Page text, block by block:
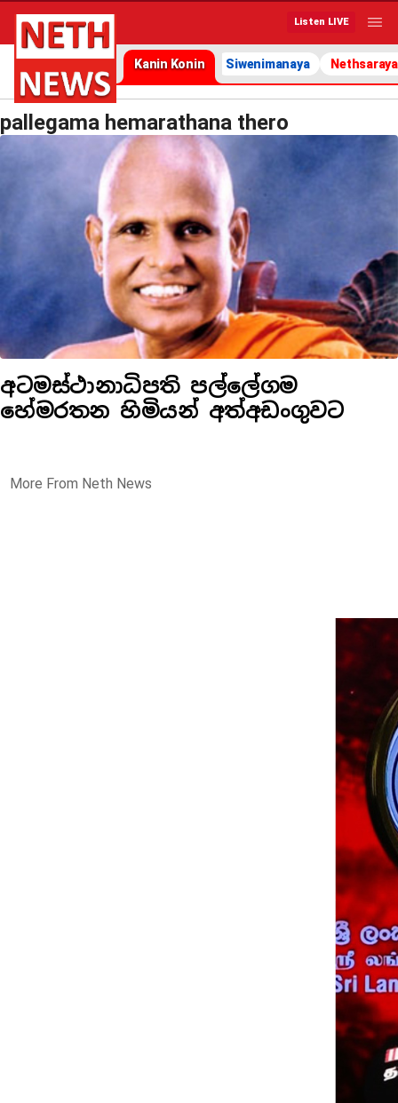
Listen LIVE
Kanin Konin Siwenimanaya Nethsaraya
pallegama hemarathana thero
අටමස්ථානාධිපති පල්ලේගම
හේමරතන හිමියන් අත්අඩංගුවට
More From Neth News